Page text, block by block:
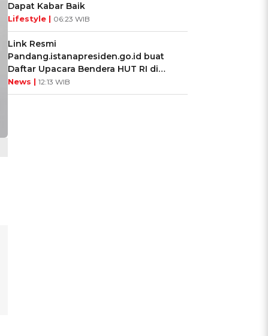
Dapat Kabar Baik
Lifestyle | 06:23 WIB
Link Resmi
Pandang.istanapresiden.go.id buat
Daftar Upacara Bendera HUT RI di
Istana Negara
News | 12:13 WIB